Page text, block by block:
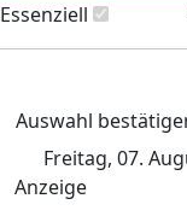
Essenziell
Auswahl
Freitag, 07.
Anzeige